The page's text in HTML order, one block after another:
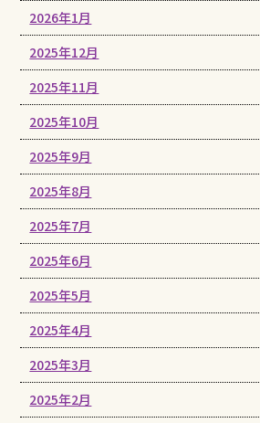
2026年1月
2025年12月
2025年11月
2025年10月
2025年9月
2025年8月
2025年7月
2025年6月
2025年5月
2025年4月
2025年3月
2025年2月